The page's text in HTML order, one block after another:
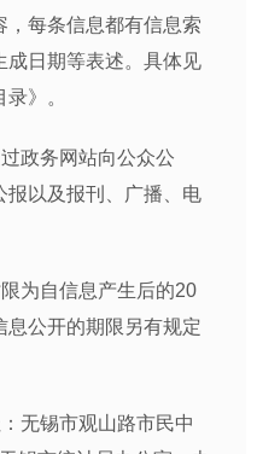
，每条信息都有信息索
成日期等表述。具体见
》。
政务网站向公众公
报以及报刊、广播、电
为自信息产生后的20
息公开的期限另有规定
无锡市观山路市民中